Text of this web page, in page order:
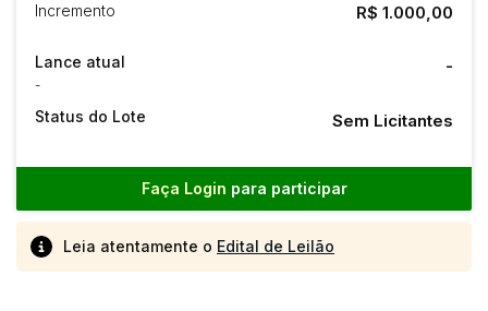
Incremento R$ 1.000,00
Lance atual
-
-
Status do Lote Sem Licitantes
Faça Login para participar
Leia atentamente o Edital de Leilão